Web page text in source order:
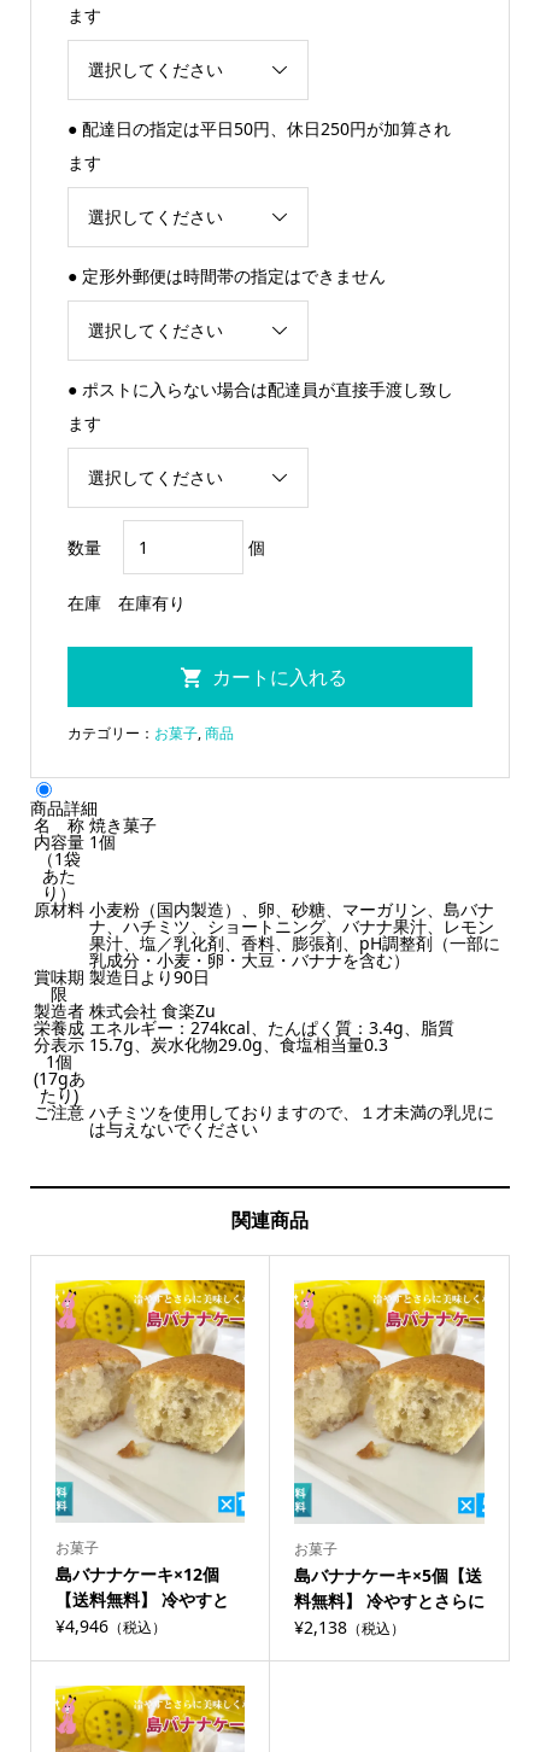
ます
● 配達日の指定は平日50円、休日250円が加算され
ます
● 定形外郵便は時間帯の指定はできません
● ポストに入らない場合は配達員が直接手渡し致し
ます
数量 個
在庫 在庫有り
カテゴリー： お菓子,商品
商品詳細
名 称 焼き菓子
内容量
（1袋
あた
り）
1個
原材料 小麦粉（国内製造）、卵、砂糖、マーガリン、島バナ
ナ、ハチミツ、ショートニング、バナナ果汁、レモン
果汁、塩／乳化剤、香料、膨張剤、pH調整剤（一部に
乳成分・小麦・卵・大豆・バナナを含む）
賞味期
限
製造日より90日
製造者 株式会社 食楽Zu
栄養成
分表示
1個
(17gあ
たり)
エネルギー：274kcal、たんぱく質：3.4g、脂質
15.7g、炭水化物29.0g、食塩相当量0.3
ご注意 ハチミツを使用しておりますので、１才未満の乳児に
は与えないでください
関連商品
お菓子
島バナナケーキ×12個
【送料無料】 冷やすと
さらに美味しい
¥4,946（税込）
お菓子
島バナナケーキ×5個【送
料無料】 冷やすとさらに
美味しい
¥2,138 （税込）